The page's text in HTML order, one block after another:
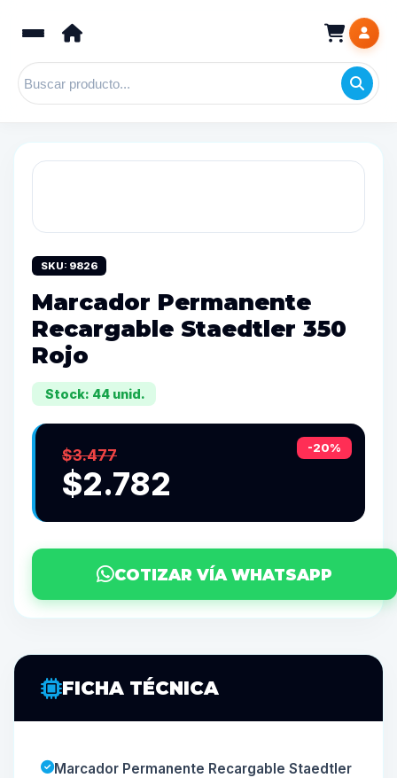
SKU: 9826
Marcador Permanente
Recargable Staedtler 350
Rojo
Stock: 44 unid.
-20%
$3.477
$2.782
COTIZAR VÍA WHATSAPP
FICHA TÉCNICA
Marcador Permanente Recargable Staedtler